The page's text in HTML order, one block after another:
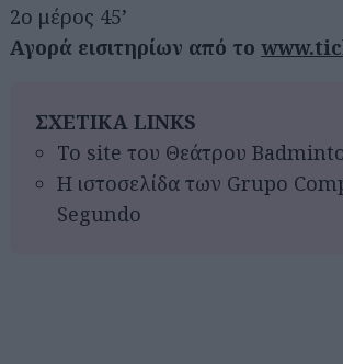
2ο μέρος 45’
Αγορά εισιτηρίων από το
ΣΧΕΤΙΚΑ LINKS
To site του Θεάτρου
Η ιστοσελίδα των Grupo
Segundo